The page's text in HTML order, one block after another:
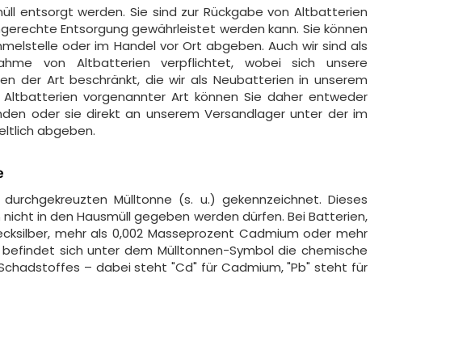
entsorgt werden. Sie sind zur Rückgabe von Altbatterien
Entsorgung gewährleistet werden kann. Sie können
oder im Handel vor Ort abgeben. Auch wir sind als
von Altbatterien verpflichtet, wobei sich unsere
der Art beschränkt, die wir als Neubatterien in unserem
vorgenannter Art können Sie daher entweder
oder sie direkt an unserem Versandlager unter der im
abgeben.
Mülltonne (s. u.) gekennzeichnet. Dieses
in den Hausmüll gegeben werden dürfen. Bei Batterien,
mehr als 0,002 Masseprozent Cadmium oder mehr
sich unter dem Mülltonnen-Symbol die chemische
– dabei steht "Cd" für Cadmium, "Pb" steht für